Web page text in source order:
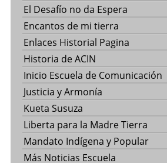
El Desafío no da Espera
Encantos de mi tierra
Enlaces Historial Pagina
Historia de ACIN
Inicio Escuela de Comunicación
Justicia y Armonía
Kueta Susuza
Liberta para la Madre Tierra
Mandato Indígena y Popular
Más Noticias Escuela